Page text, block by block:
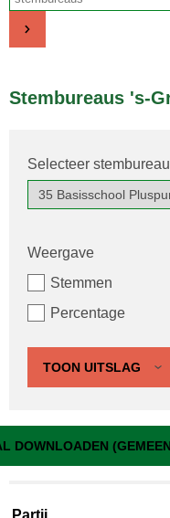
Stembureaus 's-
Selecteer stembureau
Weergave
Stemmen
Percentage
TOON UITSLAG
35 Basisschool
DOWNLOADEN
Partij